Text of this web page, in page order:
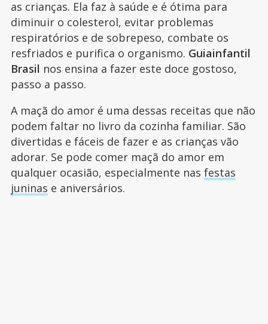
as crianças. Ela faz à saúde e é ótima para
diminuir o colesterol, evitar problemas
respiratórios e de sobrepeso, combate os
resfriados e purifica o organismo. Guiainfantil
Brasil nos ensina a fazer este doce gostoso,
passo a passo.
A maçã do amor é uma dessas receitas que não
podem faltar no livro da cozinha familiar. São
divertidas e fáceis de fazer e as crianças vão
adorar. Se pode comer maçã do amor em
qualquer ocasião, especialmente nas festas
juninas e aniversários.